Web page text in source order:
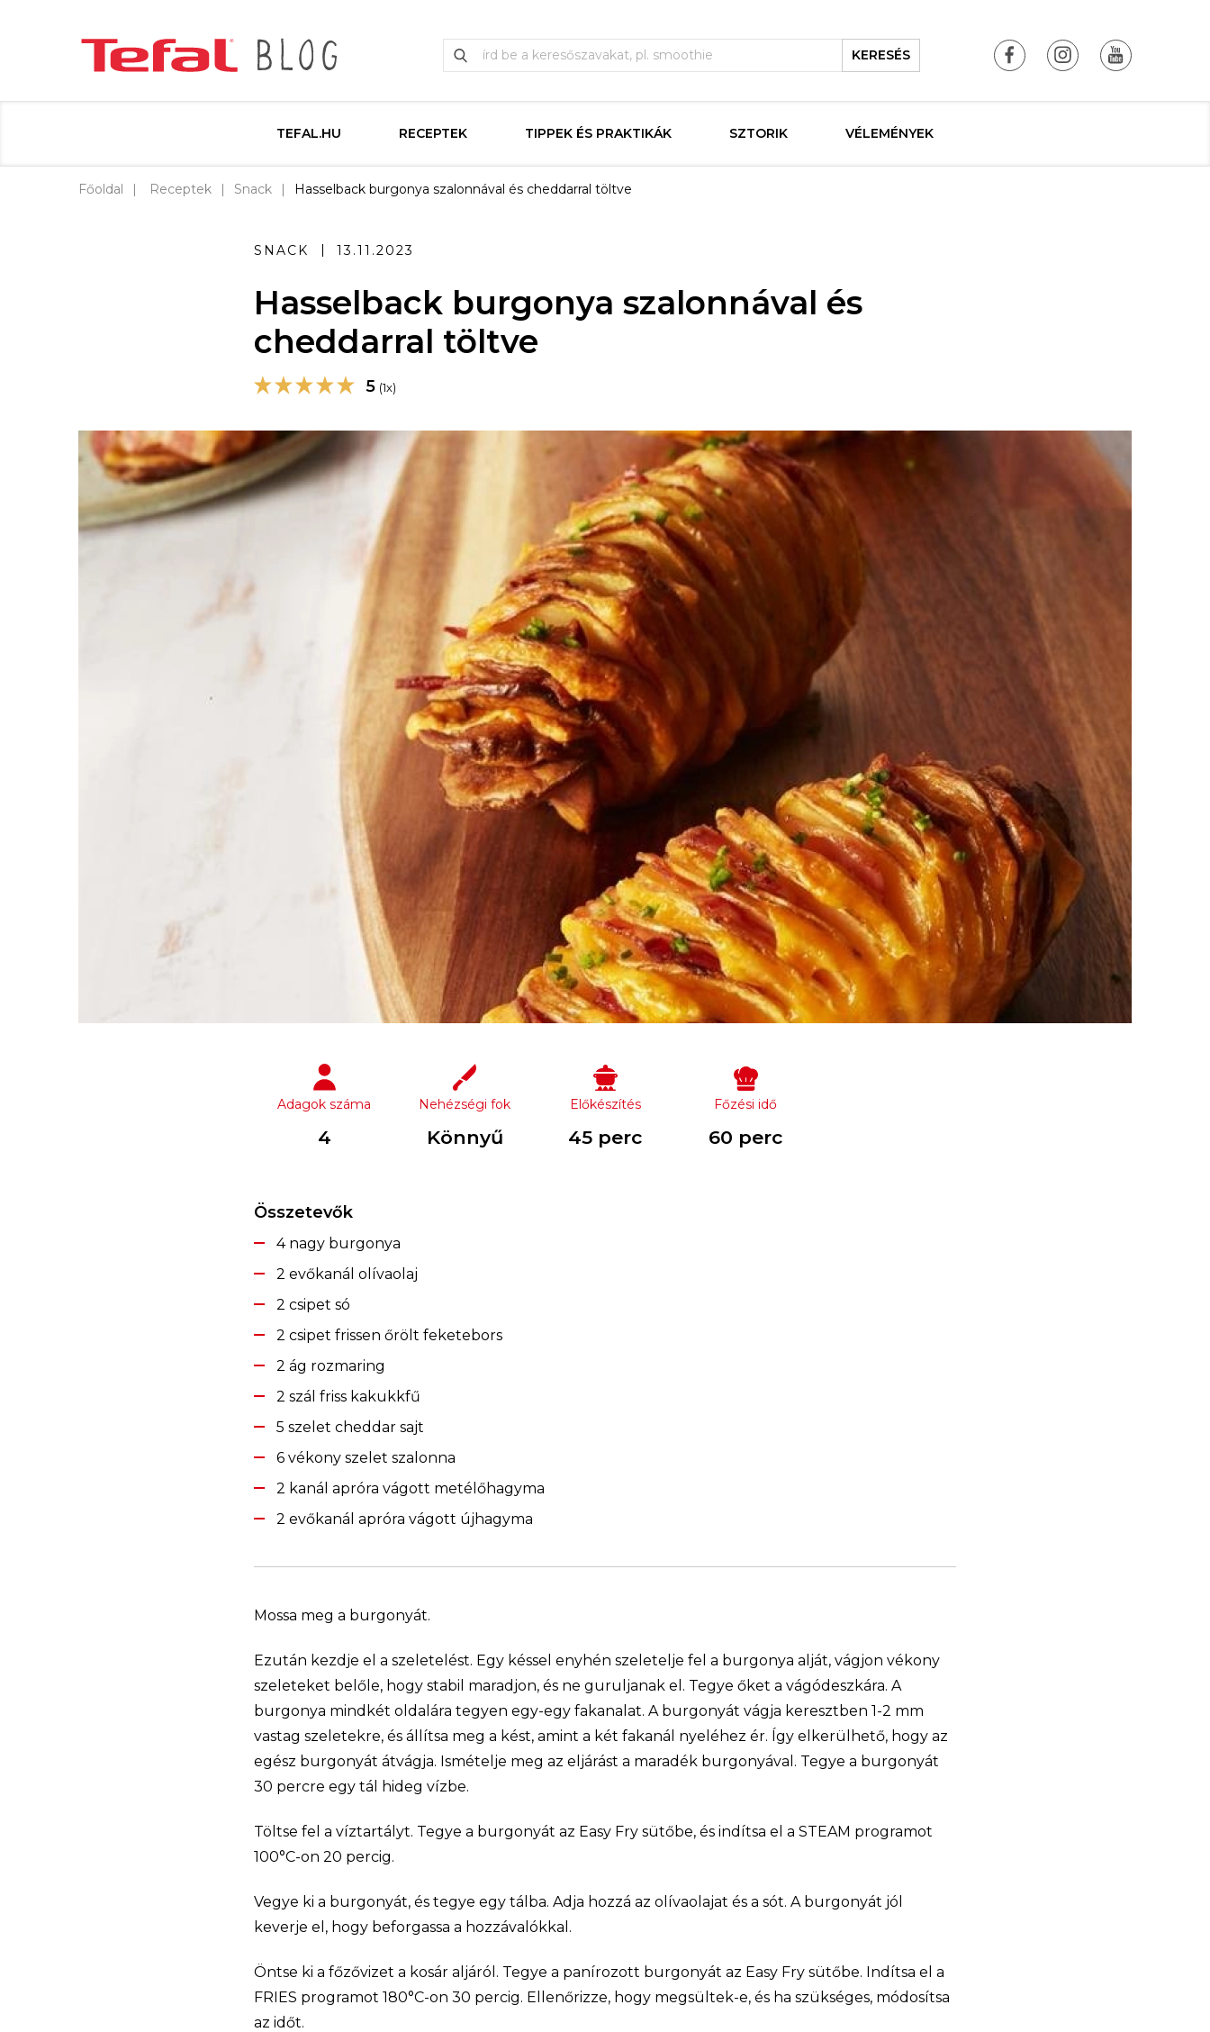
KERESÉS
TEFAL.HU RECEPTEK TIPPEK ÉS PRAKTIKÁK SZTORIK VÉLEMÉNYEK
Főoldal Receptek Snack Hasselback burgonya szalonnával és cheddarral töltve
SNACK 13.11.2023
Hasselback burgonya szalonnával és
cheddarral töltve
5 (1x)
Adagok száma
4
Nehézségi fok
Könnyű
Előkészítés
45 perc
Főzési idő
60 perc
Összetevők
4 nagy burgonya
2 evőkanál olívaolaj
2 csipet só
2 csipet frissen őrölt feketebors
2 ág rozmaring
2 szál friss kakukkfű
5 szelet cheddar sajt
6 vékony szelet szalonna
2 kanál apróra vágott metélőhagyma
2 evőkanál apróra vágott újhagyma
Mossa meg a burgonyát.
Ezután kezdje el a szeletelést. Egy késsel enyhén szeletelje fel a burgonya alját, vágjon vékony
szeleteket belőle, hogy stabil maradjon, és ne guruljanak el. Tegye őket a vágódeszkára. A
burgonya mindkét oldalára tegyen egy-egy fakanalat. A burgonyát vágja keresztben 1-2 mm
vastag szeletekre, és állítsa meg a kést, amint a két fakanál nyeléhez ér. Így elkerülhető, hogy az
egész burgonyát átvágja. Ismételje meg az eljárást a maradék burgonyával. Tegye a burgonyát
30 percre egy tál hideg vízbe.
Töltse fel a víztartályt. Tegye a burgonyát az Easy Fry sütőbe, és indítsa el a STEAM programot
100°C-on 20 percig.
Vegye ki a burgonyát, és tegye egy tálba. Adja hozzá az olívaolajat és a sót. A burgonyát jól
keverje el, hogy beforgassa a hozzávalókkal.
Öntse ki a főzővizet a kosár aljáról. Tegye a panírozott burgonyát az Easy Fry sütőbe. Indítsa el a
FRIES programot 180°C-on 30 percig. Ellenőrizze, hogy megsültek-e, és ha szükséges, módosítsa
az időt.